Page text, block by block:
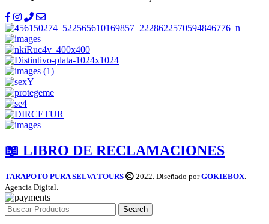
📖 LIBRO DE RECLAMACIONES
TARAPOTO PURA SELVA TOURS 2022. Diseñado porGOKIEBOX
Agencia Digital.
Search